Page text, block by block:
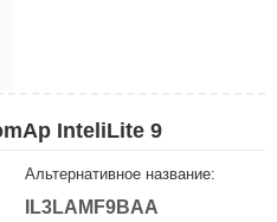
InteliLite 9
Альтернативное название:
IL3LAMF9BAA